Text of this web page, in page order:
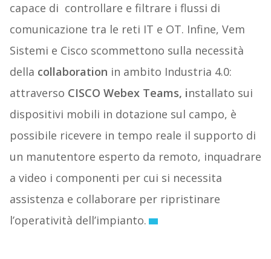
capace di controllare e filtrare i flussi di
comunicazione tra le reti IT e OT. Infine, Vem
Sistemi e Cisco scommettono sulla necessità
della collaboration in ambito Industria 4.0:
attraverso CISCO Webex Teams, installato sui
dispositivi mobili in dotazione sul campo, è
possibile ricevere in tempo reale il supporto di
un manutentore esperto da remoto, inquadrare
a video i componenti per cui si necessita
assistenza e collaborare per ripristinare
l’operatività dell’impianto.